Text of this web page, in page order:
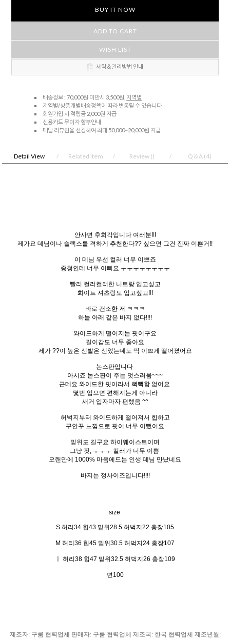
BUY IT NOW
ADD TO CART
WISH LIST
세탁＆관리방법 안내
배송정보 : 70,000원 미만시 3,500원, 지역별
지역별/상품개별배송정책에 따라 변동될 수 있습니다
회원가입 시 적립금 2,000원 지급
신용카드 무이자 할부안내
매달 리뷰퀸을 선정하여 최대 50,000~20,000원 지급
Detail View Related Item Review () Q＆A (4)
안사면 후회각입니다 여러분!!!
제가요 데님이나 슬랙스를 격하게 추천한다?? 싶으면 그건 진짜 이쁜거!!
이 데님 우선 컬러 너무 이쁘죠
중청인데 너무 이뻐요 ㅜㅜㅜㅜㅜㅜㅜㅜ
빨리 컬러컬러한 니트랑 입고싶고
화이트 셔츠랑도 입고싶고!!!
바로 갠소한 저 ㅋㅋㅋ
하늘 아래 같은 바지 없다!!!!
와이드하게 떨어지는 핏이구요
길이감도 너무 좋아요
제가 ??이 높은 신발은 신었는데도 딱 이쁘게 떨어졌어요
논스판입니다
아시죠 논스판이 주는 멋스러움~~~
근데요 와이드한 핏이라서 뻑뻑함 없어요
몇번 입으면 편해지는게 아니라
새거 입자마자 편했음 ^^
허벅지부터 와이드하게 떨어져서 힙하고
꾸안꾸 느낌으로 핏이 너무 이뻤어요
밑위도 길구요 하이웨이스트이며
그냥 핏, ㅜㅜㅜ 컬러가 너무 이쁨
오랜만에 1000% 마음에드는 인생 데님 만났네요
바지는 정사이즈입니다!!!!
size
S 허리34 힙43 밑위28.5 허벅지22 총장105
M 허리36 힙45 밑위30.5 허벅지24 총장107
ㅣ 허리38 힙47 밑위32.5 허벅지26 총장109
면100
제조자: 구룸 협력업체 판매자: 구룸 협력업체 제조국: 한국 협력업체 제조년월 :